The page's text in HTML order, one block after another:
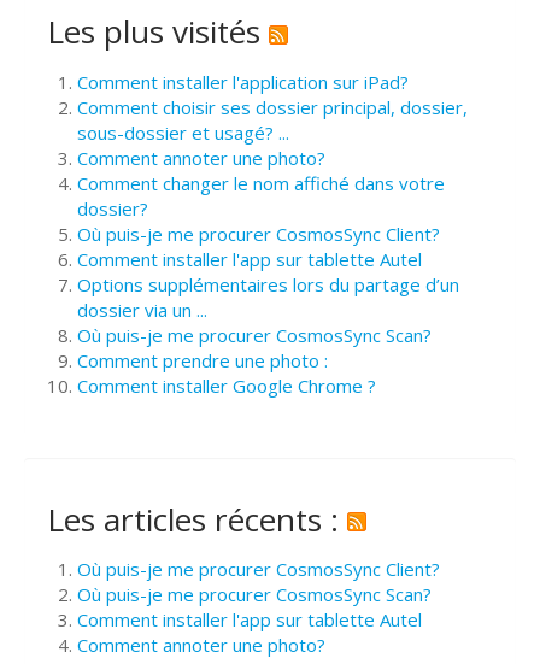
Les plus visités
Comment installer l'application sur iPad?
Comment choisir ses dossier principal, dossier,
sous-dossier et usagé? ...
Comment annoter une photo?
Comment changer le nom affiché dans votre
dossier?
Où puis-je me procurer CosmosSync Client?
Comment installer l'app sur tablette Autel
Options supplémentaires lors du partage d’un
dossier via un ...
Où puis-je me procurer CosmosSync Scan?
Comment prendre une photo :
Comment installer Google Chrome ?
Les articles récents :
Où puis-je me procurer CosmosSync Client?
Où puis-je me procurer CosmosSync Scan?
Comment installer l'app sur tablette Autel
Comment annoter une photo?